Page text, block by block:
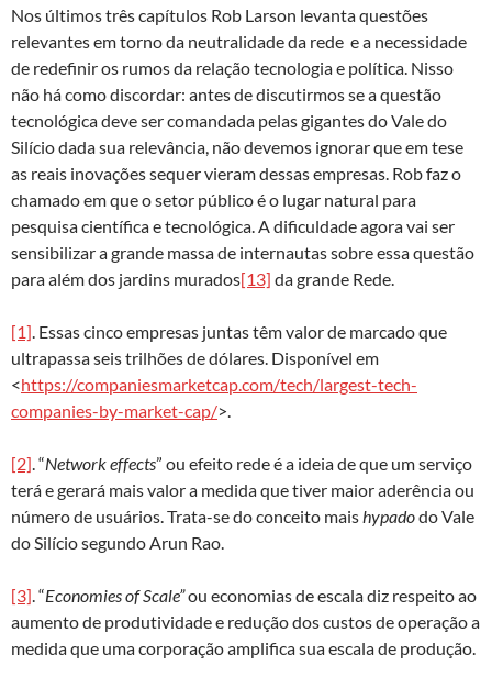
Nos últimos três capítulos Rob Larson levanta questões
relevantes em torno da neutralidade da rede e a necessidade
de redefinir os rumos da relação tecnologia e política. Nisso
não há como discordar: antes de discutirmos se a questão
tecnológica deve ser comandada pelas gigantes do Vale do
Silício dada sua relevância, não devemos ignorar que em tese
as reais inovações sequer vieram dessas empresas. Rob faz o
chamado em que o setor público é o lugar natural para
pesquisa científica e tecnológica. A dificuldade agora vai ser
sensibilizar a grande massa de internautas sobre essa questão
para além dos jardins murados[13] da grande Rede.
[1]. Essas cinco empresas juntas têm valor de marcado que
ultrapassa seis trilhões de dólares. Disponível em
<https://companiesmarketcap.com/tech/largest-tech-
companies-by-market-cap/>.
[2]. “Network effects” ou efeito rede é a ideia de que um serviço
terá e gerará mais valor a medida que tiver maior aderência ou
número de usuários. Trata-se do conceito maishypadodo Vale
do Silício segundo Arun Rao.
[3]. “Economies of Scale”ou economias de escala diz respeito ao
aumento de produtividade e redução dos custos de operação a
medida que uma corporação amplifica sua escala de produção.